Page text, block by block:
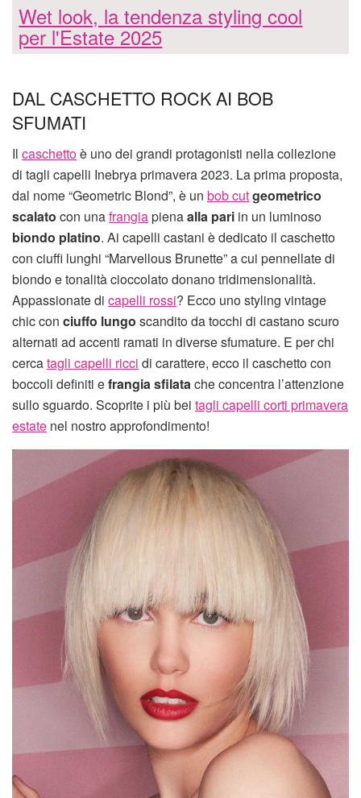
Wet look, la tendenza styling cool
per l'Estate 2025
DAL CASCHETTO ROCK AI BOB
SFUMATI
Il caschettoè uno dei grandi protagonisti nella collezione
di tagli capelli Inebrya primavera 2023. La prima proposta,
dal nome “Geometric Blond”, è un bob cutgeometrico
scalato con unafrangiapienaalla pari in un luminoso
biondo platino. Ai capelli castani è dedicato il caschetto
con ciuffi lunghi “Marvellous Brunette” a cui pennellate di
biondo e tonalità cioccolato donano tridimensionalità.
Appassionate di capelli rossi? Ecco uno styling vintage
chic con ciuffo lungo scandito da tocchi di castano scuro
alternati ad accenti ramati in diverse sfumature. E per chi
cercatagli capelli ricci di carattere, ecco il caschetto con
boccoli definiti efrangia sfilatache concentra l’attenzione
sullo sguardo. Scoprite i più bei tagli capelli corti primavera
estate nel nostro approfondimento!